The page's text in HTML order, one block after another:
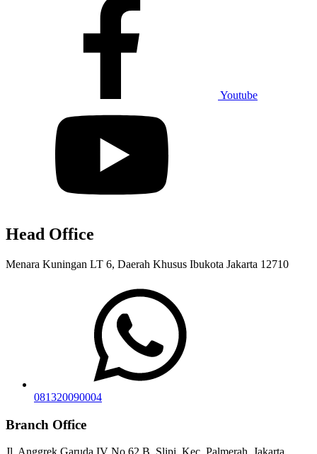
Youtube
Head Office
Menara Kuningan LT 6, Daerah Khusus Ibukota Jakarta 12710
081320090004
Branch Office